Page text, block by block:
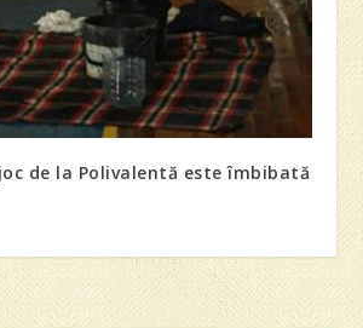
de la Polivalentă este îmbibată